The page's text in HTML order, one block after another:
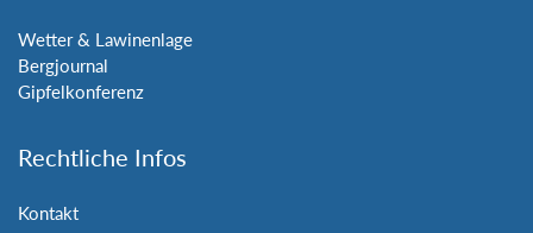
Wetter & Lawinenlage
Bergjournal
Gipfelkonferenz
Rechtliche Infos
Kontakt